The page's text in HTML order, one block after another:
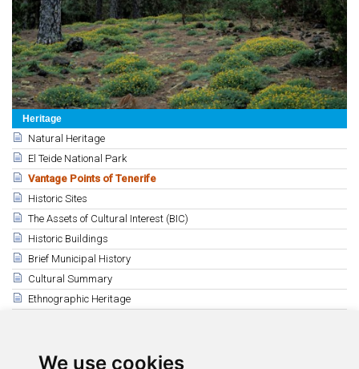
We use cookies
Heritage
Natural Heritage
El Teide National Park
Vantage Points of Tenerife
Historic Sites
The Assets of Cultural Interest (BIC)
Historic Buildings
Brief Municipal History
Cultural Summary
Ethnographic Heritage